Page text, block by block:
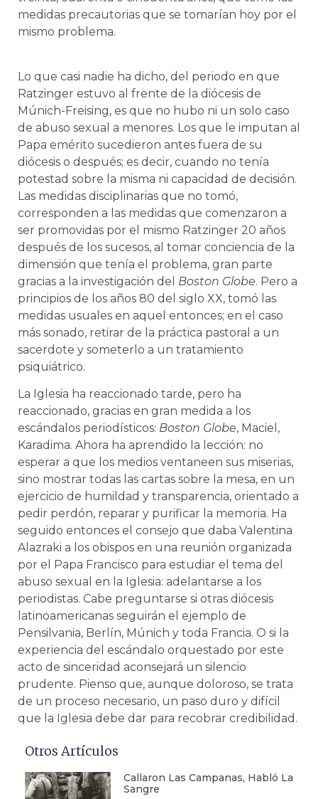
medidas precautorias que se tomarían hoy por el
mismo problema.
Lo que casi nadie ha dicho, del periodo en que
Ratzinger estuvo al frente de la diócesis de
Múnich-Freising, es que no hubo ni un solo caso
de abuso sexual a menores. Los que le imputan al
Papa emérito sucedieron antes fuera de su
diócesis o después; es decir, cuando no tenía
potestad sobre la misma ni capacidad de decisión.
Las medidas disciplinarias que no tomó,
corresponden a las medidas que comenzaron a
ser promovidas por el mismo Ratzinger 20 años
después de los sucesos, al tomar conciencia de la
dimensión que tenía el problema, gran parte
gracias a la investigación del Boston Globe. Pero a
principios de los años 80 del siglo XX, tomó las
medidas usuales en aquel entonces; en el caso
más sonado, retirar de la práctica pastoral a un
sacerdote y someterlo a un tratamiento
psiquiátrico.
La Iglesia ha reaccionado tarde, pero ha
reaccionado, gracias en gran medida a los
escándalos periodísticos: Boston Globe, Maciel,
Karadima. Ahora ha aprendido la lección: no
esperar a que los medios ventaneen sus miserias,
sino mostrar todas las cartas sobre la mesa, en un
ejercicio de humildad y transparencia, orientado a
pedir perdón, reparar y purificar la memoria. Ha
seguido entonces el consejo que daba Valentina
Alazraki a los obispos en una reunión organizada
por el Papa Francisco para estudiar el tema del
abuso sexual en la Iglesia: adelantarse a los
periodistas. Cabe preguntarse si otras diócesis
latinoamericanas seguirán el ejemplo de
Pensilvania, Berlín, Múnich y toda Francia. O si la
experiencia del escándalo orquestado por este
acto de sinceridad aconsejará un silencio
prudente. Pienso que, aunque doloroso, se trata
de un proceso necesario, un paso duro y difícil
que la Iglesia debe dar para recobrar credibilidad.
Otros Artículos
Callaron Las Campanas, Habló La
Sangre